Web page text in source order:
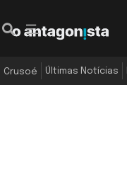
Crusoé Últimas Notícias